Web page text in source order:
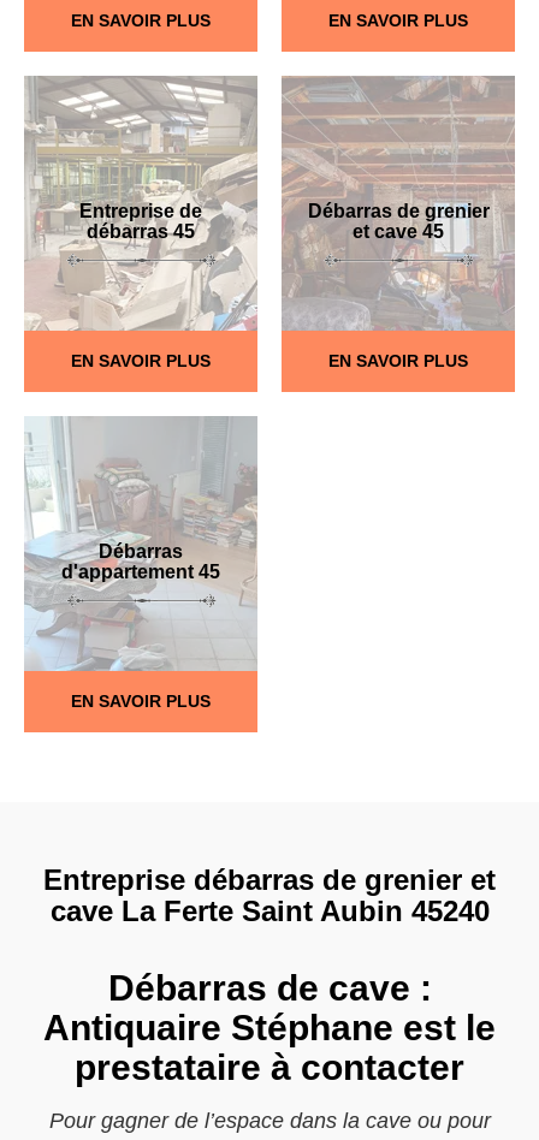
EN SAVOIR PLUS EN SAVOIR PLUS
Entreprise de
débarras 45
EN SAVOIR PLUS
Débarras de grenier
et cave 45
EN SAVOIR PLUS
Débarras
d'appartement 45
EN SAVOIR PLUS
Entreprise débarras de grenier et
cave La Ferte Saint Aubin 45240
Débarras de cave :
Antiquaire Stéphane est le
prestataire à contacter
Pour gagner de l’espace dans la cave ou pour